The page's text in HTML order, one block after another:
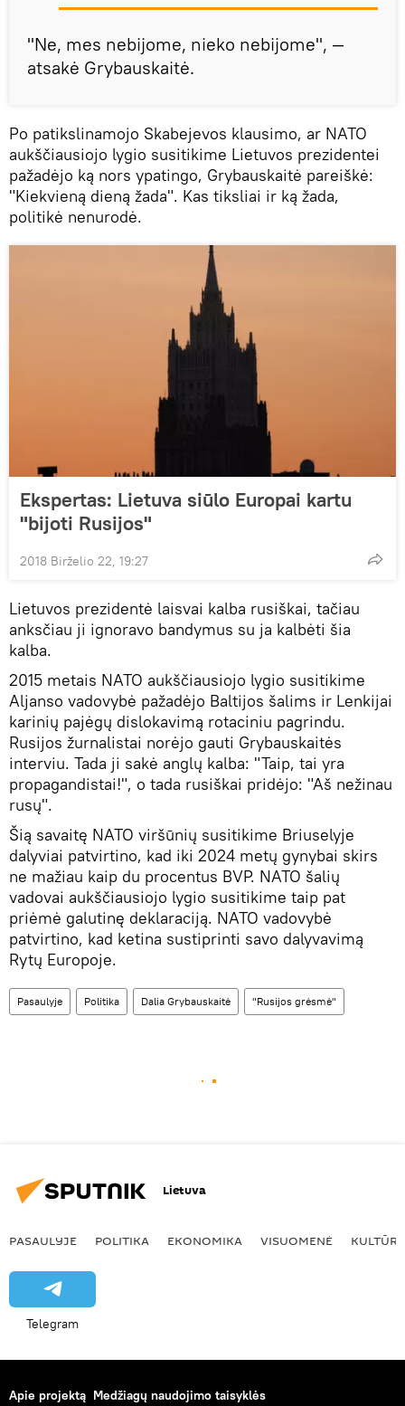
"Ne, mes nebijome, nieko nebijome", —
atsakė Grybauskaitė.
Po patikslinamojo Skabejevos klausimo, ar NATO
aukščiausiojo lygio susitikime Lietuvos prezidentei
pažadėjo ką nors ypatingo, Grybauskaitė pareiškė:
"Kiekvieną dieną žada". Kas tiksliai ir ką žada,
politikė nenurodė.
Ekspertas: Lietuva siūlo Europai kartu
"bijoti Rusijos"
2018 Birželio 22, 19:27
Lietuvos prezidentė laisvai kalba rusiškai, tačiau
anksčiau ji ignoravo bandymus su ja kalbėti šia
kalba.
2015 metais NATO aukščiausiojo lygio susitikime
Aljanso vadovybė pažadėjo Baltijos šalims ir Lenkijai
karinių pajėgų dislokavimą rotaciniu pagrindu.
Rusijos žurnalistai norėjo gauti Grybauskaitės
interviu. Tada ji sakė anglų kalba: "Taip, tai yra
propagandistai!", o tada rusiškai pridėjo: "Aš nežinau
rusų".
Šią savaitę NATO viršūnių susitikime Briuselyje
dalyviai patvirtino, kad iki 2024 metų gynybai skirs
ne mažiau kaip du procentus BVP. NATO šalių
vadovai aukščiausiojo lygio susitikime taip pat
priėmė galutinę deklaraciją. NATO vadovybė
patvirtino, kad ketina sustiprinti savo dalyvavimą
Rytų Europoje.
Pasaulyje Politika Dalia Grybauskaitė "Rusijos grėsmė"
Lietuva
PASAULYJE POLITIKA EKONOMIKA VISUOMENĖ KULTŪRA
Telegram
Apie projektą Medžiagų naudojimo taisyklės